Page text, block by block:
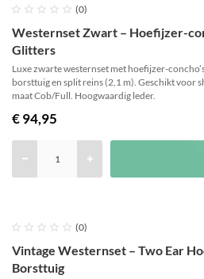
     (0)
Westernset Zwart – Hoefijzer-
Glitters
Luxe zwarte westernset met hoefijzer-
borsttuig en split reins (2,1 m). Geschikt voor
maat Cob/Full. Hoogwaardig leder.
€ 94,95
     (0)
Vintage Westernset – Two Ear
Borsttuig